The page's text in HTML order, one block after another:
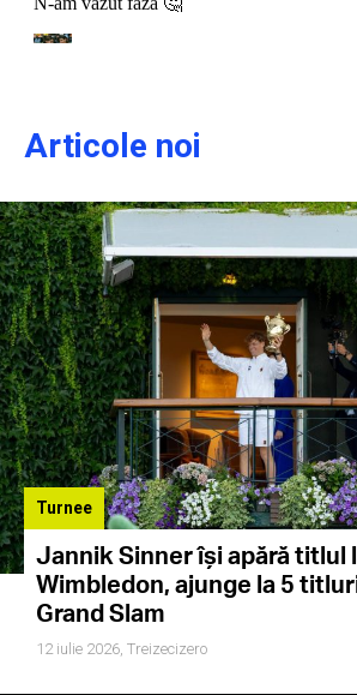
Articole noi
Turnee
Jannik Sinner își apără titlul
Wimbledon, ajunge la 5
Grand Slam
12 iulie 2026, Treizecizero